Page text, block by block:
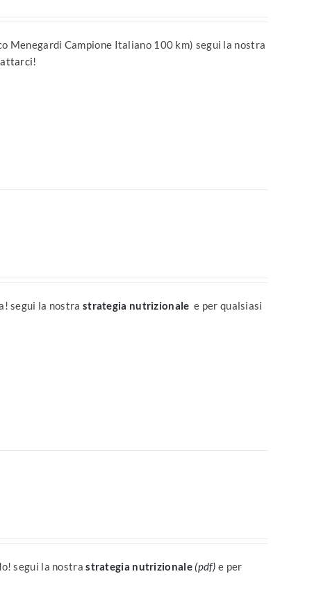
Menegardi Campione Italiano 100 km) segui la nostra
!
segui la nostra strategia nutrizionale e per qualsiasi
segui la nostrastrategia nutrizionale (pdf) e per